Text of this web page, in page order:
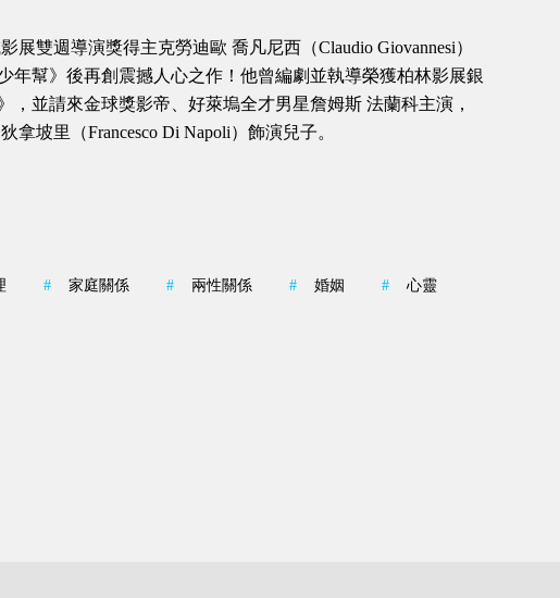
展雙週導演獎得主克勞迪歐 喬凡尼西（Claudio Giovannesi）
年幫》後再創震撼人心之作！他曾編劇並執導榮獲柏林影展銀
，並請來金球獎影帝、好萊塢全才男星詹姆斯 法蘭科主演，
坡里（Francesco Di Napoli）飾演兒子。
# 家庭關係 # 兩性關係 # 婚姻 # 心靈